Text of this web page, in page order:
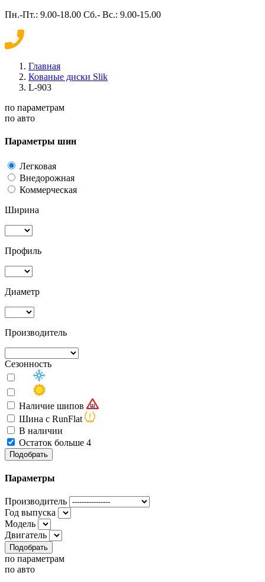
Пн.-Пт.: 9.00-18.00 Сб.- Вс.: 9.00-15.00
Главная
Кованые диски Slik
L-903
по параметрам
по авто
Параметры шин
Легковая
Внедорожная
Коммерческая
Ширина
Профиль
Диаметр
Производитель
Сезонность
Наличие шипов
Шина с RunFlat
В наличии
Остаток больше 4
Подобрать
Параметры
Производитель
Год выпуска
Модель
Двигатель
Подобрать
по параметрам
по авто